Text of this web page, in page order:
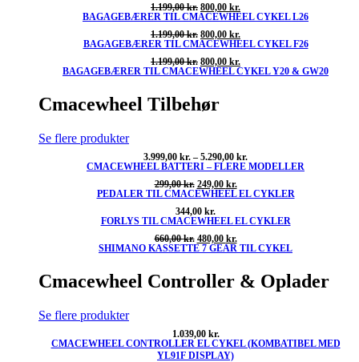
1.199,00kr. Den
oprindelige
pris
var:
800,00 kr.Den
aktuelle
er:
BAGAGEBÆRER TIL CMACEWHEEL CYKEL L26
1.199,00kr. Den
oprindelige
pris
var:
800,00 kr.Den
aktuelle
er:
BAGAGEBÆRER TIL CMACEWHEEL CYKEL F26
1.199,00kr. Den
oprindelige
1.199,00 kr..
800,00 kr.Den
aktuelle
BAGAGEBÆRER TIL CMACEWHEEL CYKEL Y20 & GW20
Cmacewheel Tilbehør
Se flere produkter
3.999,00 kr. – 5.290,00 kr.Prisinterval:
3.999,00 kr.
5.290,00 kr.
CMACEWHEEL BATTERI – FLERE MODELLER
299,00kr. Den
oprindelige
pris
var:
249,00 kr.Den
aktuelle
er:
PEDALER TIL CMACEWHEEL EL CYKLER
344,00 kr.
FORLYS TIL CMACEWHEEL EL CYKLER
660,00kr. Den
oprindelige
var:
660,00 kr..
480,00 kr.Den
aktuelle
er:
480,00 kr..
SHIMANO KASSETTE 7 GEAR TIL CYKEL
Cmacewheel Controller & Oplader
Se flere produkter
1.039,00 kr.
CMACEWHEEL CONTROLLER EL CYKEL (KOMBATIBEL MED
YL91F DISPLAY)